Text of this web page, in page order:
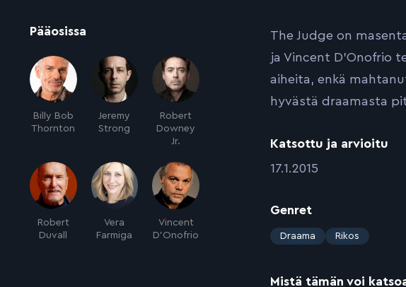
Pääosissa
Billy Bob
Thornton
Jeremy
Strong
Robert
Downey
Jr.
Robert
Duvall
Vera
Farmiga
Vincent
D'Onofrio
The Judge on
ja Vincent D’Onofrio
aiheita, enkä
hyvästä draamasta
Katsottu ja arvioitu
:17.1.2015
Genret
:
Draama Rikos
Mistä tämän voi